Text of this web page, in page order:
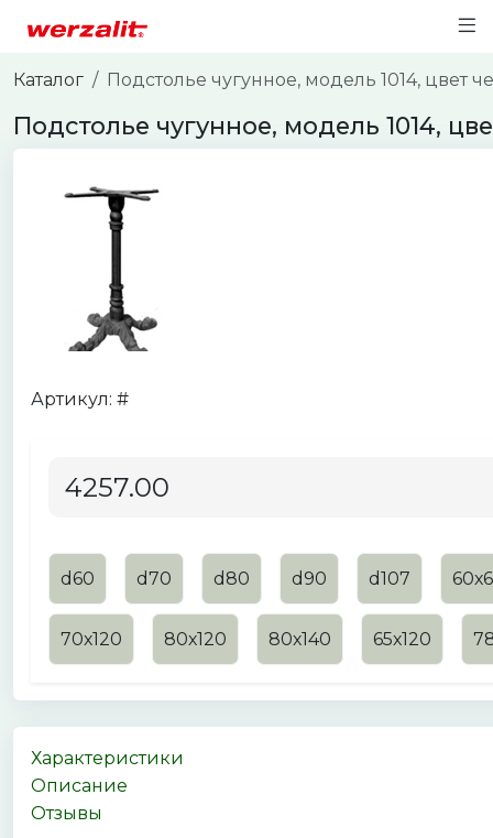
Каталог Подстолье чугунное, модель 1014, цвет
Подстолье чугунное, модель 1014,
Артикул: #
4257.00
d60 d70 d80 d90 d107
70х120 80х120 80х140 65х120
Характеристики
Описание
Отзывы